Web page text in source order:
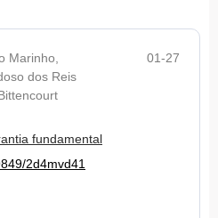
Marinho,
dos Reis
01-27
fundamental
2d4mvd41